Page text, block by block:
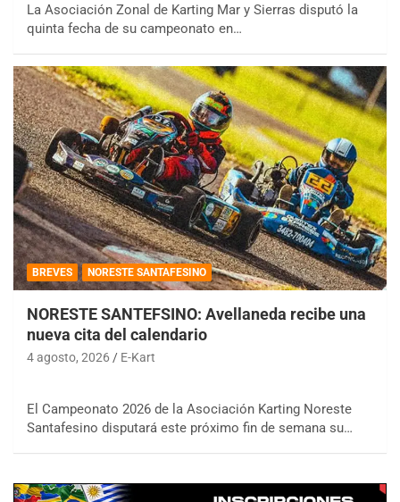
La Asociación Zonal de Karting Mar y Sierras disputó la
quinta fecha de su campeonato en…
BREVES NORESTE SANTAFESINO
NORESTE SANTEFSINO: Avellaneda recibe una
nueva cita del calendario
4 agosto, 2026 E-Kart
El Campeonato 2026 de la Asociación Karting Noreste
Santafesino disputará este próximo fin de semana su…